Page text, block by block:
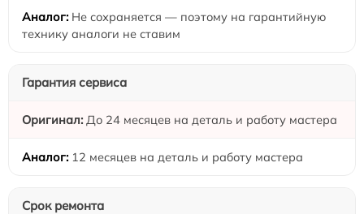
Не сохраняется — поэтому на гарантийную
технику аналоги не ставим
Гарантия сервиса
До 24 месяцев на деталь и работу мастера
12 месяцев на деталь и работу мастера
Срок ремонта